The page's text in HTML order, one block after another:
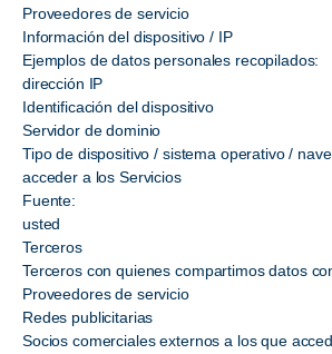
Proveedores de servicio
Información del dispositivo / IP
Ejemplos de datos personales recopilados:
dirección IP
Identificación del dispositivo
Servidor de dominio
Tipo de dispositivo / sistema operativo /
acceder a los Servicios
Fuente:
usted
Terceros
Terceros con quienes compartimos datos
Proveedores de servicio
Redes publicitarias
Socios comerciales externos a los que